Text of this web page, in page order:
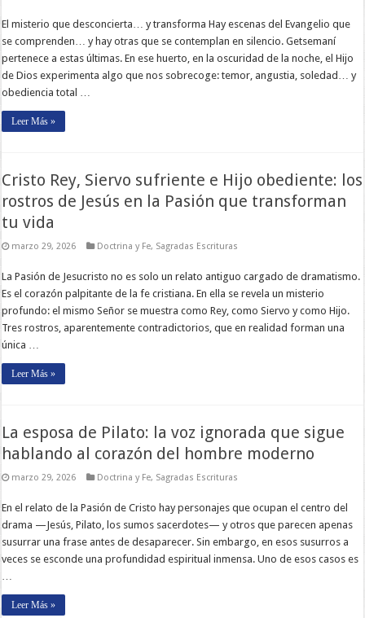
El misterio que desconcierta… y transforma Hay escenas del Evangelio que
se comprenden… y hay otras que se contemplan en silencio. Getsemaní
pertenece a estas últimas. En ese huerto, en la oscuridad de la noche, el Hijo
de Dios experimenta algo que nos sobrecoge: temor, angustia, soledad… y
obediencia total …
Leer Más »
Cristo Rey, Siervo sufriente e Hijo obediente: los
rostros de Jesús en la Pasión que transforman
tu vida
marzo 29, 2026 Doctrina y Fe, Sagradas Escrituras
La Pasión de Jesucristo no es solo un relato antiguo cargado de dramatismo.
Es el corazón palpitante de la fe cristiana. En ella se revela un misterio
profundo: el mismo Señor se muestra como Rey, como Siervo y como Hijo.
Tres rostros, aparentemente contradictorios, que en realidad forman una
única …
Leer Más »
La esposa de Pilato: la voz ignorada que sigue
hablando al corazón del hombre moderno
marzo 29, 2026 Doctrina y Fe, Sagradas Escrituras
En el relato de la Pasión de Cristo hay personajes que ocupan el centro del
drama —Jesús, Pilato, los sumos sacerdotes— y otros que parecen apenas
susurrar una frase antes de desaparecer. Sin embargo, en esos susurros a
veces se esconde una profundidad espiritual inmensa. Uno de esos casos es
Leer Más »